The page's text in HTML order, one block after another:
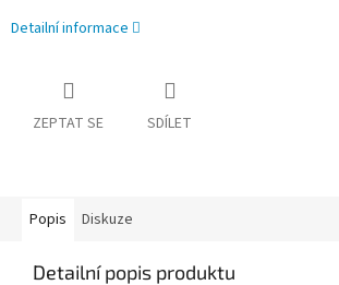
Detailní informace
ZEPTAT SE SDÍLET
Popis Diskuze
Detailní popis produktu